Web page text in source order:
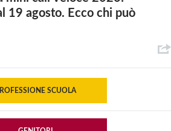
19 agosto. Ecco chi può
SCUOLA